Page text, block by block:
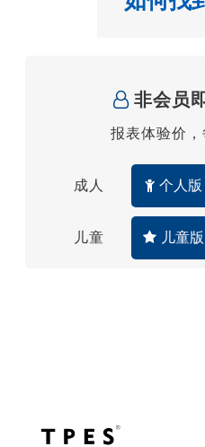
非会员
报表体验价
成人 个人版
儿童 儿童版